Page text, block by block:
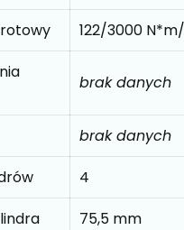
122/3000
brak danych
brak danych
4
75,5 mm